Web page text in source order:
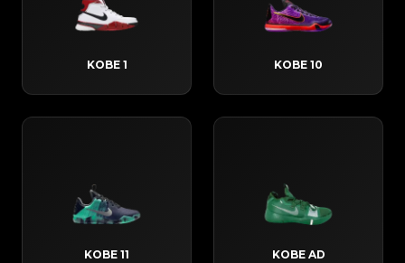
KOBE 1 KOBE 10
KOBE 11 KOBE AD